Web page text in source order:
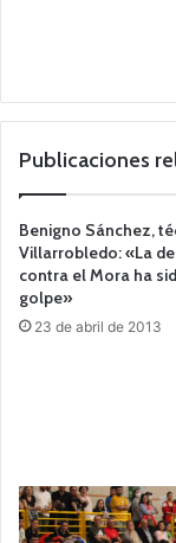
Publicaciones
Benigno Sánchez,
Villarrobledo: «La
contra el Mora ha
golpe»
23 de abril de 2013